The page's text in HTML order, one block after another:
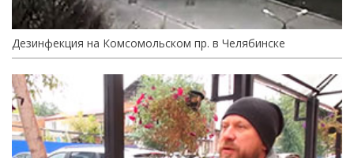
Дезинфекция на Комсомольском пр. в Челябинске